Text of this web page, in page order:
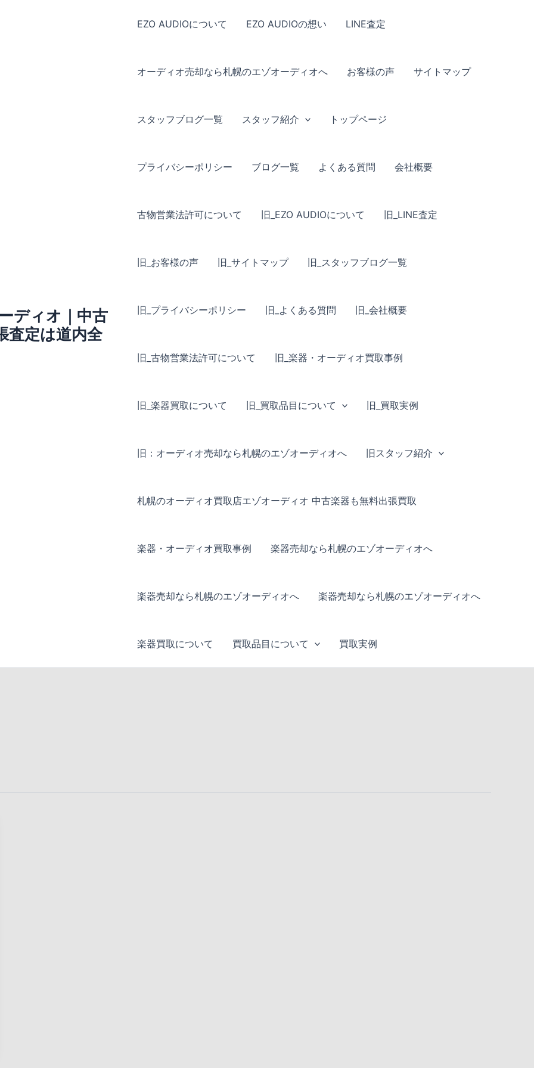
ディオ｜中古
査定は道内全
EZO AUDIOについて EZO AUDIOの想い LINE査定
オーディオ売却なら札幌のエゾオーディオへ お客様の声 サイトマップ
スタッフブログ一覧 スタッフ紹介 トップページ
プライバシーポリシー ブログ一覧 よくある質問 会社概要
古物営業法許可について 旧_EZO AUDIOについて 旧_LINE査定
旧_お客様の声 旧_サイトマップ 旧_スタッフブログ一覧
旧_プライバシーポリシー 旧_よくある質問 旧_会社概要
旧_古物営業法許可について 旧_楽器・オーディオ買取事例
旧_楽器買取について 旧_買取品目について 旧_買取実例
旧：オーディオ売却なら札幌のエゾオーディオへ 旧スタッフ紹介
札幌のオーディオ買取店エゾオーディオ 中古楽器も無料出張買取
楽器・オーディオ買取事例 楽器売却なら札幌のエゾオーディオへ
楽器売却なら札幌のエゾオーディオへ 楽器売却なら札幌のエゾオーディオへ
楽器買取について 買取品目について 買取実例